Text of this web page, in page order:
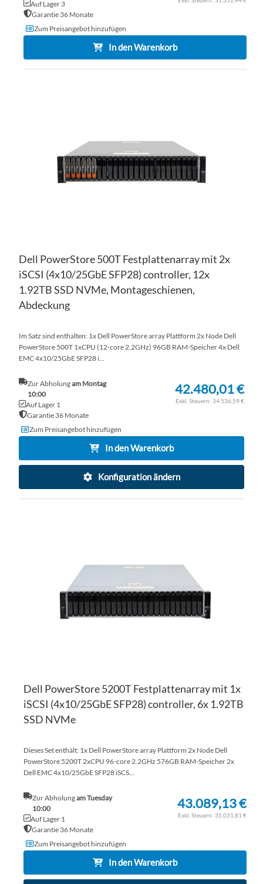
Auf Lager 3
Garantie 36 Monate
Zum Preisangebot hinzufügen
In den Warenkorb
Dell PowerStore 500T Festplattenarray mit 2x
iSCSI (4x10/25GbE SFP28) controller, 12x
1.92TB SSD NVMe, Montageschienen,
Abdeckung
Im Satz sind enthalten: 1x Dell PowerStore array Plattform 2x Node Dell
PowerStore 500T 1xCPU (12-core 2.2GHz) 96GB RAM-Speicher 4x Dell
EMC 4x10/25GbE SFP28 i...
Zur Abholungam Montag
10:00
Auf Lager 1
Garantie 36 Monate
42.480,01 €
34.536,59 €
Zum Preisangebot hinzufügen
In den Warenkorb
Konfiguration ändern
Dell PowerStore 5200T Festplattenarray mit 1x
iSCSI (4x10/25GbE SFP28) controller, 6x 1.92TB
SSD NVMe
Dieses Set enthält: 1x Dell PowerStore array Plattform 2x Node Dell
PowerStore 5200T 2xCPU 96-core 2.2GHz 576GB RAM-Speicher 2x
Dell EMC 4x10/25GbE SFP28 iSCS...
Zur Abholungam Tuesday
10:00
Auf Lager 1
Garantie 36 Monate
43.089,13 €
35.031,81 €
Zum Preisangebot hinzufügen
In den Warenkorb